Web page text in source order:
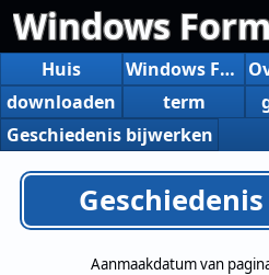
Huis Windows Forms Color Designer
downloaden
term
Geschiedenis bijwerken
Aanmaakdatum van